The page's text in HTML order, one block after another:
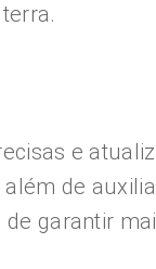
e
de
garantir